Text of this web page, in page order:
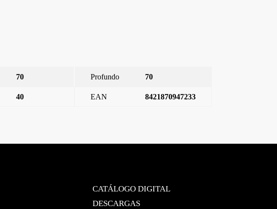
70 Profundo 70
40 EAN 8421870947233
CATÁLOGO DIGITAL
DESCARGAS